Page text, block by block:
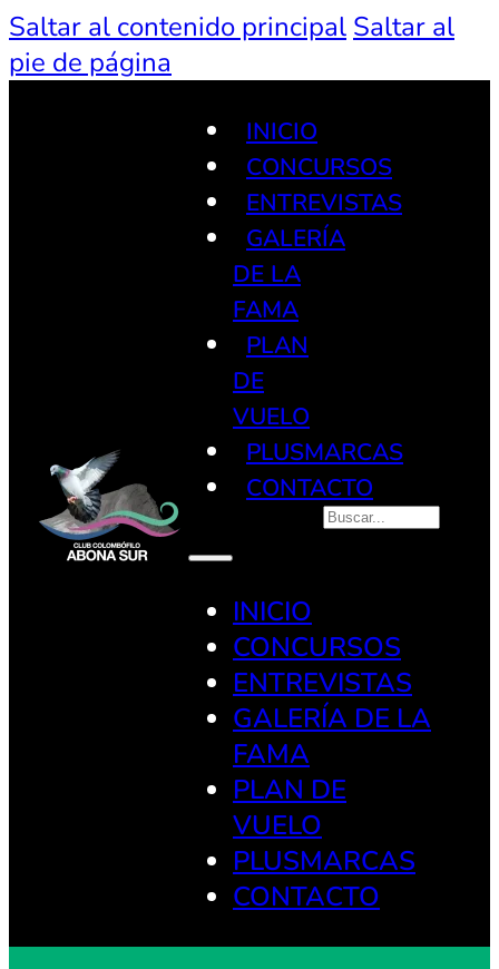
Saltar al contenido principal Saltar al
pie de página
INICIO
CONCURSOS
ENTREVISTAS
GALERÍA
DE LA
FAMA
PLAN
DE
VUELO
PLUSMARCAS
CONTACTO
INICIO
CONCURSOS
ENTREVISTAS
GALERÍA DE LA
FAMA
PLAN DE
VUELO
PLUSMARCAS
CONTACTO
Buscar